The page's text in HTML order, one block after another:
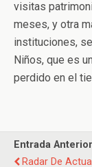
visitas
meses, y otra
instituciones,
Niños, que es
perdido en el
Entrada Anterior
Radar De